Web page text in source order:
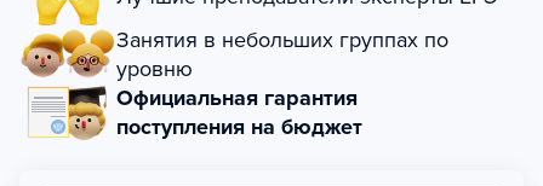
Занятия в небольших группах по
уровню
Официальная гарантия
поступления на бюджет